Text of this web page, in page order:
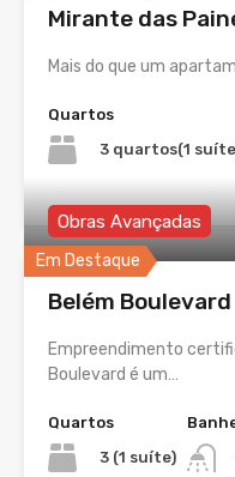
Mirante das
Mais do que um
Quartos
3 quartos(1
Em Destaque
Obras Avançadas
Belém Boulevard
Empreendimento
Boulevard é um…
Quartos
3 (1 suíte)